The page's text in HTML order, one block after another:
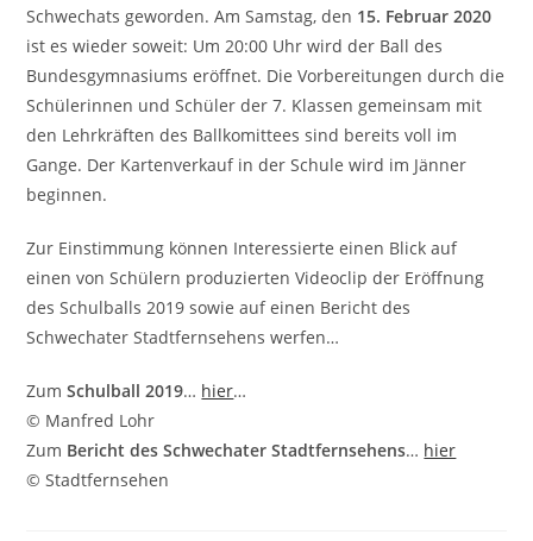
Schwechats geworden. Am Samstag, den 15. Februar 2020
ist es wieder soweit: Um 20:00 Uhr wird der Ball des
Bundesgymnasiums eröffnet. Die Vorbereitungen durch die
Schülerinnen und Schüler der 7. Klassen gemeinsam mit
den Lehrkräften des Ballkomittees sind bereits voll im
Gange. Der Kartenverkauf in der Schule wird im Jänner
beginnen.
Zur Einstimmung können Interessierte einen Blick auf
einen von Schülern produzierten Videoclip der Eröffnung
des Schulballs 2019 sowie auf einen Bericht des
Schwechater Stadtfernsehens werfen…
ZumSchulball 2019… hier…
© Manfred Lohr
Zum Bericht des Schwechater Stadtfernsehens… hier
© Stadtfernsehen